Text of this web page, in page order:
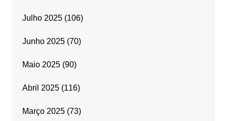
Julho 2025(106)
Junho 2025(70)
Maio 2025(90)
Abril 2025(116)
Março 2025(73)